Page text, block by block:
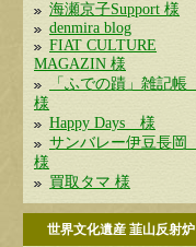
海瀬京子Support 様
denmira blog
FIAT CULTURE
MAGAZIN 様
「ふでの蹟」雑記帳
様
Happy Days 様
サンバレー伊豆長岡
様
買取タマ 様
世界文化遺産 韮山反射炉